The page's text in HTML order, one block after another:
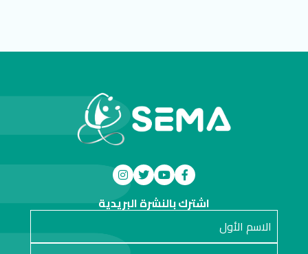
اشترك بالنشرة البريدية